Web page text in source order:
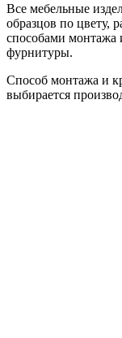
Все мебельные
образцов по цвету,
способами монтажа
фурнитуры.
Способ монтажа и
выбирается